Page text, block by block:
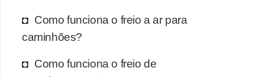
Como funciona o freio a ar para
caminhões?
Como funciona o freio de